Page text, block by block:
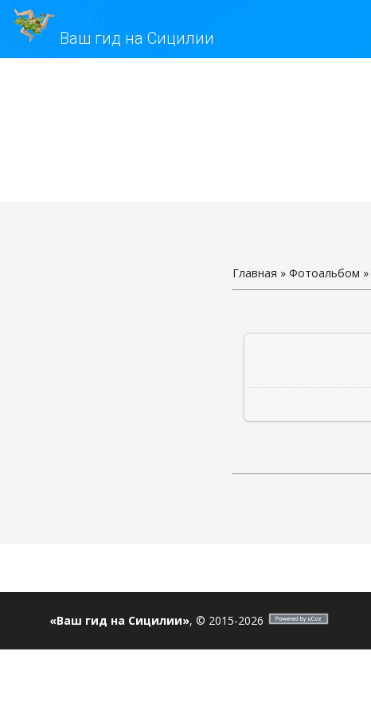
Ваш гид на Сицилии
Главная » Фотоальбом »
«Ваш гид на Сицилии», © 2015-2026